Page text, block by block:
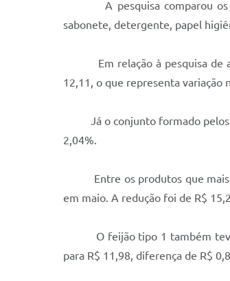
A pesquisa comparou os
sabonete, detergente, papel
Em relação à pesquisa de
12,11, o que representa variação
Já o conjunto formado pelos
2,04%.
Entre os produtos que mais
em maio. A redução foi de R$
O feijão tipo 1 também teve
para R$ 11,98, diferença de R$